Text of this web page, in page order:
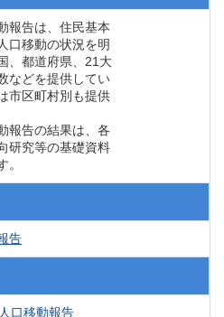
報告は、住民基本
口移動の状況を明
、都道府県、21大
などを提供してい
市区町村別も提供
報告の結果は、各
研究等の基礎資料
。
告
口移動報告